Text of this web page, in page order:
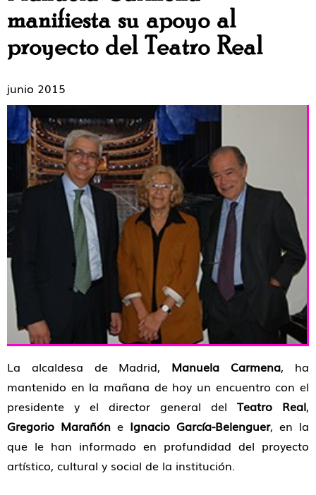
manifiesta su apoyo al
proyecto del Teatro Real
junio 2015
La alcaldesa de Madrid, Manuela Carmena, ha
mantenido en la mañana de hoy un encuentro con el
presidente y el director general del Teatro Real,
Gregorio Marañón e Ignacio García-Belenguer, en la
que le han informado en profundidad del proyecto
artístico, cultural y social de la institución.